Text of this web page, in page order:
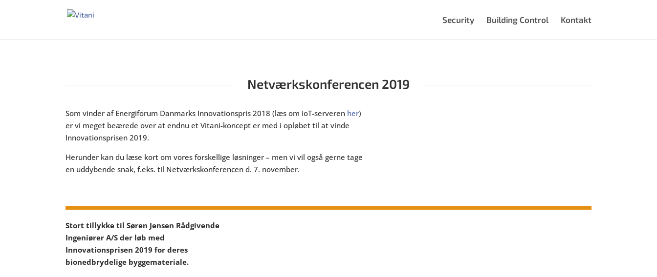
Security Building Control Kontakt
Netværkskonferencen 2019
Som vinder af Energiforum Danmarks Innovationspris 2018 (læs om IoT-serveren her)
er vi meget beærede over at endnu et Vitani-koncept er med i opløbet til at vinde
Innovationsprisen 2019.
Herunder kan du læse kort om vores forskellige løsninger – men vi vil også gerne tage
en uddybende snak, f.eks. til Netværkskonferencen d. 7. november.
Stort tillykke til Søren Jensen Rådgivende
Ingeniører A/S der løb med
Innovationsprisen 2019 for deres
bionedbrydelige byggemateriale.